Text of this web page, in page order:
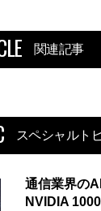
関連記事
スペシャルト
通信業界の
NVIDIA